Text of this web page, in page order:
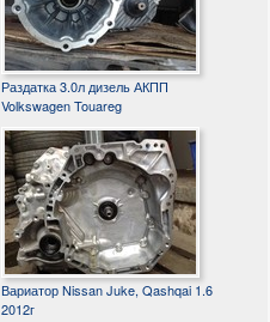
Раздатка 3.0л дизель АКПП
Volkswagen Touareg
Вариатор Nissan Juke, Qashqai 1.6
2012г